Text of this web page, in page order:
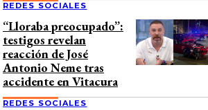
REDES SOCIALES
“Lloraba preocupado”:
testigos revelan
reacción de José
Antonio Neme tras
accidente en Vitacura
REDES SOCIALES